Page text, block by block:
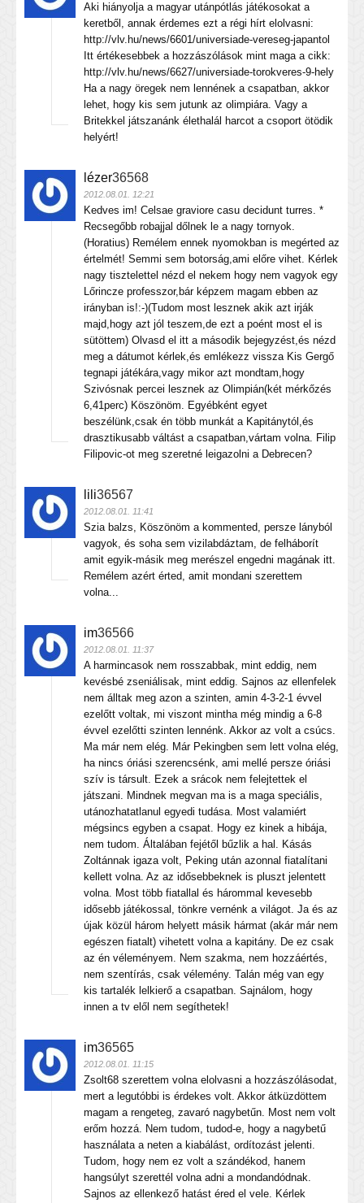
Aki hiányolja a magyar utánpótlás játékosokat a
keretből, annak érdemes ezt a régi hírt elolvasni:
http://vlv.hu/news/6601/universiade-vereseg-japantol
Itt értékesebbek a hozzászólások mint maga a cikk:
http://vlv.hu/news/6627/universiade-torokveres-9-hely
Ha a nagy öregek nem lennének a csapatban, akkor
lehet, hogy kis sem jutunk az olimpiára. Vagy a
Britekkel játszanánk élethalál harcot a csoport ötödik
helyért!
lézer36568
2012.08.01. 12:21
Kedves im! Celsae graviore casu decidunt turres. *
Recsegőbb robajjal dőlnek le a nagy tornyok.
(Horatius) Remélem ennek nyomokban is megérted az
értelmét! Semmi sem botorság,ami előre vihet. Kérlek
nagy tisztelettel nézd el nekem hogy nem vagyok egy
Lőrincze professzor,bár képzem magam ebben az
irányban is!:-)(Tudom most lesznek akik azt irják
majd,hogy azt jól teszem,de ezt a poént most el is
sütöttem) Olvasd el itt a második bejegyzést,és nézd
meg a dátumot kérlek,és emlékezz vissza Kis Gergő
tegnapi játékára,vagy mikor azt mondtam,hogy
Szivósnak percei lesznek az Olimpián(két mérkőzés
6,41perc) Köszönöm. Egyébként egyet
beszélünk,csak én több munkát a Kapitánytól,és
drasztikusabb váltást a csapatban,vártam volna. Filip
Filipovic-ot meg szeretné leigazolni a Debrecen?
lili36567
2012.08.01. 11:41
Szia balzs, Köszönöm a kommented, persze lányból
vagyok, és soha sem vizilabdáztam, de felháborít
amit egyik-másik meg merészel engedni magának itt.
Remélem azért érted, amit mondani szerettem
volna...
im36566
2012.08.01. 11:37
A harmincasok nem rosszabbak, mint eddig, nem
kevésbé zseniálisak, mint eddig. Sajnos az ellenfelek
nem álltak meg azon a szinten, amin 4-3-2-1 évvel
ezelőtt voltak, mi viszont mintha még mindig a 6-8
évvel ezelőtti szinten lennénk. Akkor az volt a csúcs.
Ma már nem elég. Már Pekingben sem lett volna elég,
ha nincs óriási szerencsénk, ami mellé persze óriási
szív is társult. Ezek a srácok nem felejtettek el
játszani. Mindnek megvan ma is a maga speciális,
utánozhatatlanul egyedi tudása. Most valamiért
mégsincs egyben a csapat. Hogy ez kinek a hibája,
nem tudom. Általában fejétől bűzlik a hal. Kásás
Zoltánnak igaza volt, Peking után azonnal fiatalítani
kellett volna. Az az idősebbeknek is pluszt jelentett
volna. Most több fiatallal és hárommal kevesebb
idősebb játékossal, tönkre vernénk a világot. Ja és az
újak közül három helyett másik hármat (akár már nem
egészen fiatalt) vihetett volna a kapitány. De ez csak
az én véleményem. Nem szakma, nem hozzáértés,
nem szentírás, csak vélemény. Talán még van egy
kis tartalék lelkierő a csapatban. Sajnálom, hogy
innen a tv elől nem segíthetek!
im36565
2012.08.01. 11:15
Zsolt68 szerettem volna elolvasni a hozzászólásodat,
mert a legutóbbi is érdekes volt. Akkor átküzdöttem
magam a rengeteg, zavaró nagybetűn. Most nem volt
erőm hozzá. Nem tudom, tudod-e, hogy a nagybetű
használata a neten a kiabálást, ordítozást jelenti.
Tudom, hogy nem ez volt a szándékod, hanem
hangsúlyt szerettél volna adni a mondandódnak.
Sajnos az ellenkező hatást éred el vele. Kérlek